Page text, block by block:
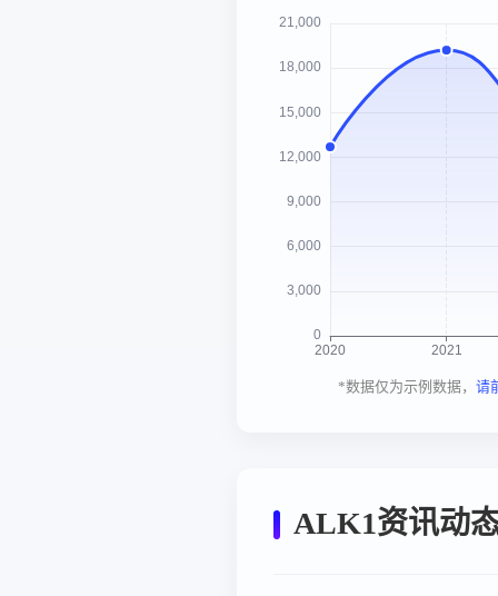
*数据仅为示例数据， 请
ALK1资讯动